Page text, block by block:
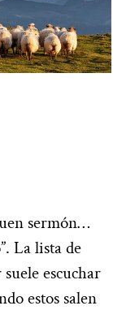
sermón…
La lista de
escuchar
estos salen